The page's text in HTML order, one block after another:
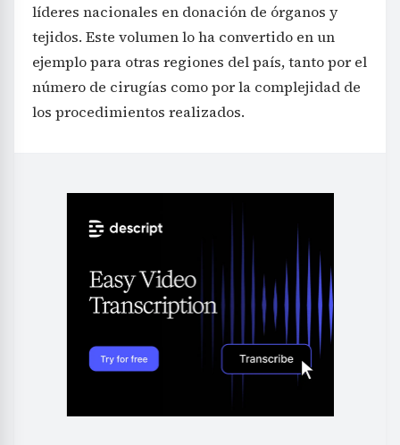
líderes nacionales en donación de órganos y
tejidos. Este volumen lo ha convertido en un
ejemplo para otras regiones del país, tanto por el
número de cirugías como por la complejidad de
los procedimientos realizados.